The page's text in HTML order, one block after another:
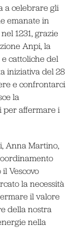
a celebrare gli
emanate in
1231, grazie
Anpi, la
e cattoliche del
iniziativa del 28
e confrontarci
la
per affermare i
Anna Martino,
Vescovo
la necessità
il valore
della nostra
nella